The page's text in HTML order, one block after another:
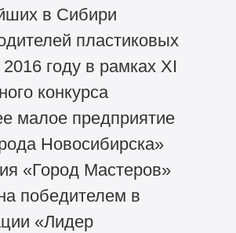
в Сибири
пластиковых
году в рамках XI
конкурса
малое предприятие
Новосибирска»
«Город Мастеров»
победителем в
«Лидер